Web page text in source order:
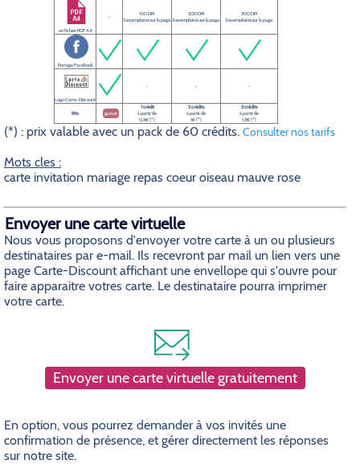
un fichier PDF A4
-
100 DPI
3 exemplaires sur la page.
200 DPI
3 exemplaires sur la page.
300 DPI
3 exemplaires sur la page.
Partage Facebook
Logo Carte-Discount
- - -
Prix gratuit
1 crédit
à partir de
0,5€ (*)
2 crédits
à partir de
1€ (*)
3 crédits
à partir de
1,5€ (*)
(*) : prix valable avec un pack de 60 crédits. Consulter nos tarifs
Mots cles :
carte invitation mariage repas coeur oiseau mauve rose
Envoyer une carte virtuelle
Nous vous proposons d'envoyer votre carte à un ou plusieurs
destinataires par e-mail. Ils recevront par mail un lien vers une
page Carte-Discount affichant une envellope qui s'ouvre pour
faire apparaitre votres carte. Le destinataire pourra imprimer
votre carte.
Envoyer une carte virtuelle gratuitement
En option, vous pourrez demander à vos invités une
confirmation de présence, et gérer directement les réponses
sur notre site.